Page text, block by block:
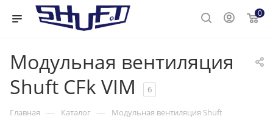
0
Модульная вентиляция
Shuft CFk VIM
6
Главная — Каталог — Модульная вентиляция Shuft